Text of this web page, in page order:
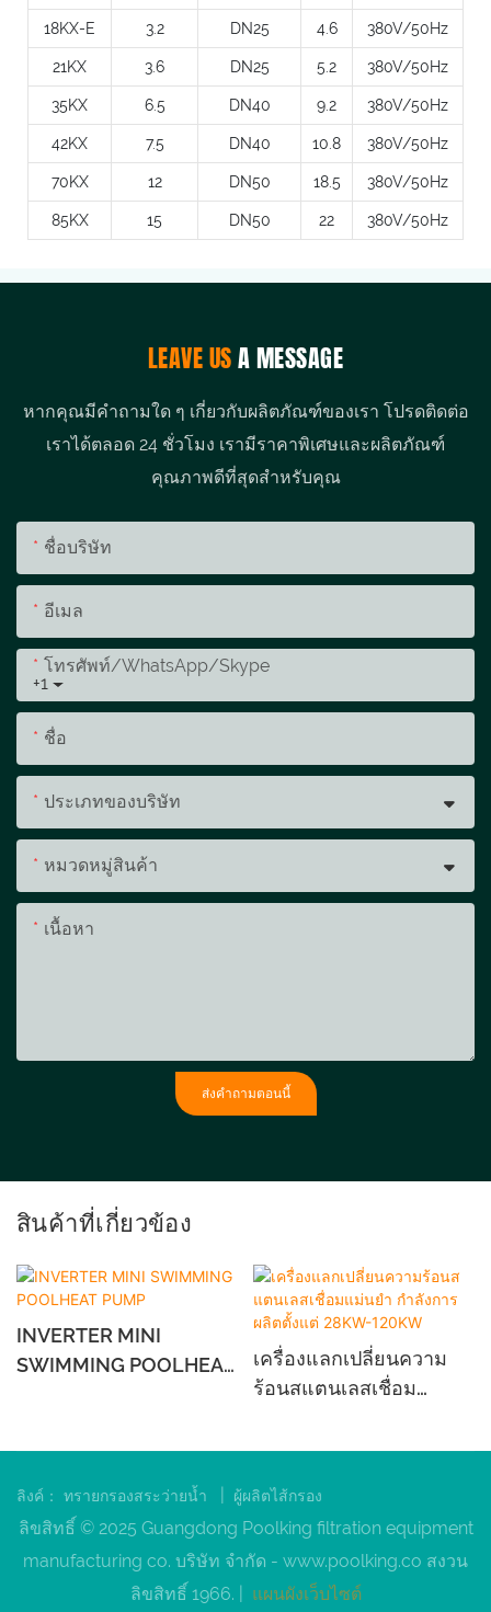
18KX-E 3.2 DN25 4.6 380V/50Hz
21KX 3.6 DN25 5.2 380V/50Hz
35KX 6.5 DN40 9.2 380V/50Hz
42KX 7.5 DN40 10.8 380V/50Hz
70KX 12 DN50 18.5 380V/50Hz
85KX 15 DN50 22 380V/50Hz
LEAVE USA MESSAGE
หากคุณมีคำถามใด ๆ เกี่ยวกับผลิตภัณฑ์ของเรา โปรดติดต่อ
เราได้ตลอด 24 ชั่วโมง เรามีราคาพิเศษและผลิตภัณฑ์
คุณภาพดีที่สุดสำหรับคุณ
ชื่อบริษัท
อีเมล
+1
โทรศัพท์/WhatsApp/Skype
ชื่อ
ประเภทของบริษัท
หมวดหมู่สินค้า
เนื้อหา
ส่งคำถามตอนนี้
สินค้าที่เกี่ยวข้อง
INVERTER MINI
SWIMMING POOLHEAT
เครื่องแลกเปลี่ยนความ
ร้อนสแตนเลสเชื่อม
ตั้งแต่ 28KW-120KW
ลิงค์： ทรายกรองสระว่ายน้ำ ผู้ผลิตไส้กรอง
ลิขสิทธิ์ © 2025 Guangdong Poolking filtration equipment
manufacturing co. บริษัท จำกัด - www.poolking.co สงวน
ลิขสิทธิ์ 1966. |
แผนผังเว็บไซต์